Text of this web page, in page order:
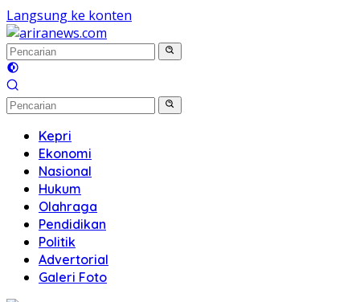
Langsung ke konten
Kepri
Ekonomi
Nasional
Hukum
Olahraga
Pendidikan
Politik
Advertorial
Galeri Foto